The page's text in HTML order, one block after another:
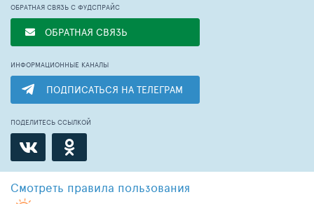
ОБРАТНАЯ СВЯЗЬ С ФУДСПРАЙС
ОБРАТНАЯ СВЯЗЬ
ИНФОРМАЦИОННЫЕ КАНАЛЫ
ПОДПИСАТЬСЯ НА ТЕЛЕГРАМ
ПОДЕЛИТЕСЬ ССЫЛКОЙ
Смотреть правила пользования